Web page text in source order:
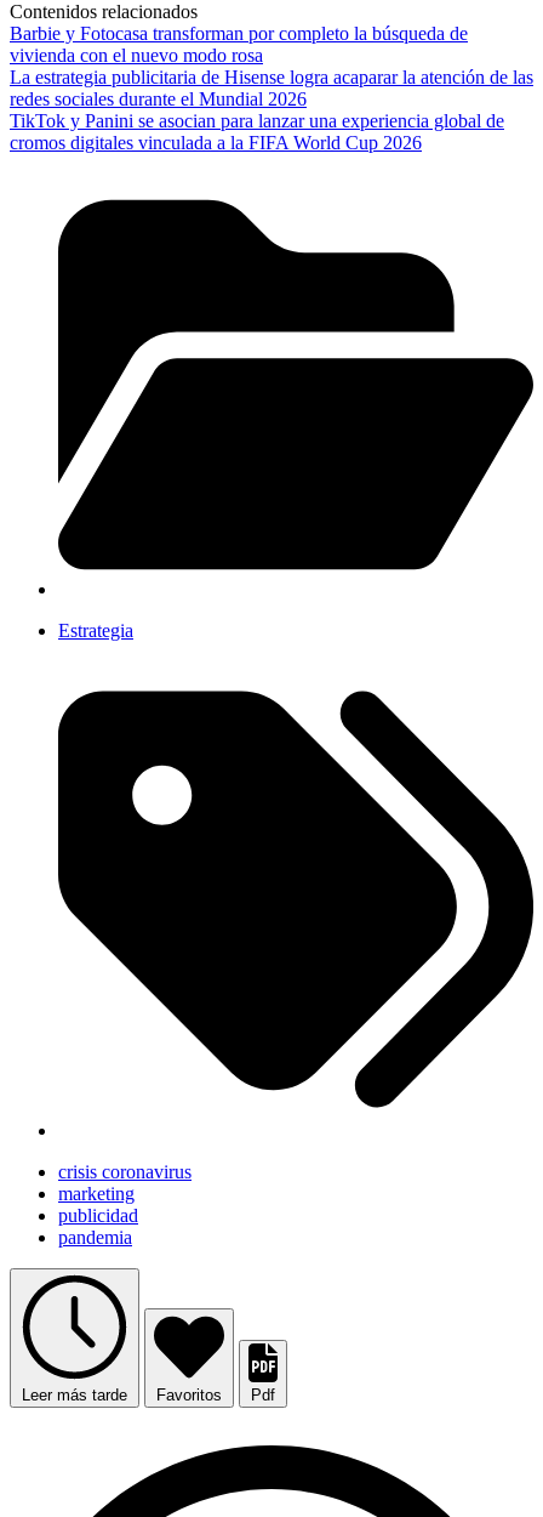
Contenidos relacionados
Barbie y Fotocasa transforman por completo la búsqueda de
vivienda con el nuevo modo rosa
La estrategia publicitaria de Hisense logra acaparar la atención de las
redes sociales durante el Mundial 2026
TikTok y Panini se asocian para lanzar una experiencia global de
cromos digitales vinculada a la FIFA World Cup 2026
Estrategia
crisis coronavirus
marketing
publicidad
pandemia
Leer más tarde Favoritos Pdf